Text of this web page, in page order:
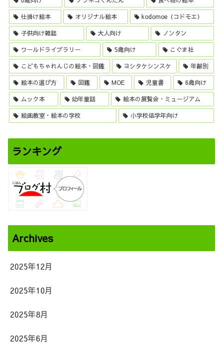
仕掛け絵本 オリジナル絵本 kodomoe（コドモエ）
子供向け雑誌 大人向け ノンタン
ワールドライブラリー 5歳向け こぐま社
こどもちゃれんじの絵本・図鑑 ヨシタケシンスケ 年齢別
絵本の選び方 図鑑 MOE 児童書 6歳向け
ムック本 幼年童話 絵本の展覧会・ミュージアム
絵画教室・絵本の学校 小学校低学年向け
ランキング
Archives
2025年12月
2025年10月
2025年8月
2025年6月